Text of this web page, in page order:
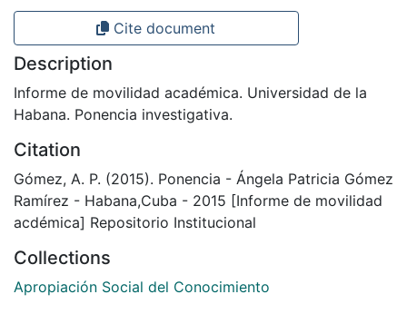
Cite document
Description
Informe de movilidad académica. Universidad de la
Habana. Ponencia investigativa.
Citation
Gómez, A. P. (2015). Ponencia - Ángela Patricia Gómez
Ramírez - Habana,Cuba - 2015 [Informe de movilidad
acdémica] Repositorio Institucional
Collections
Apropiación Social del Conocimiento